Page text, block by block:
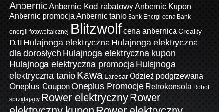
AnbernicAnbernic Kod rabatowyAnbernic Kupon
Anbernic promocja Anbernic tanio Bank Energi cena Bank
energii fotowoltaicznej Blitzwolfcena anbernica Creality
DJI Hulajnoga elektrycznaHulajnoga elektryczna
dla dorosłych Hulajnoga elektryczna kupon
Hulajnoga elektryczna promocjaHulajnoga
elektryczna tanioKawa Laresar Odzież podgrzewana
Oneplus CouponOneplus Promocje Retrokonsola Robot
sprzątający Rower elektrycznyRower